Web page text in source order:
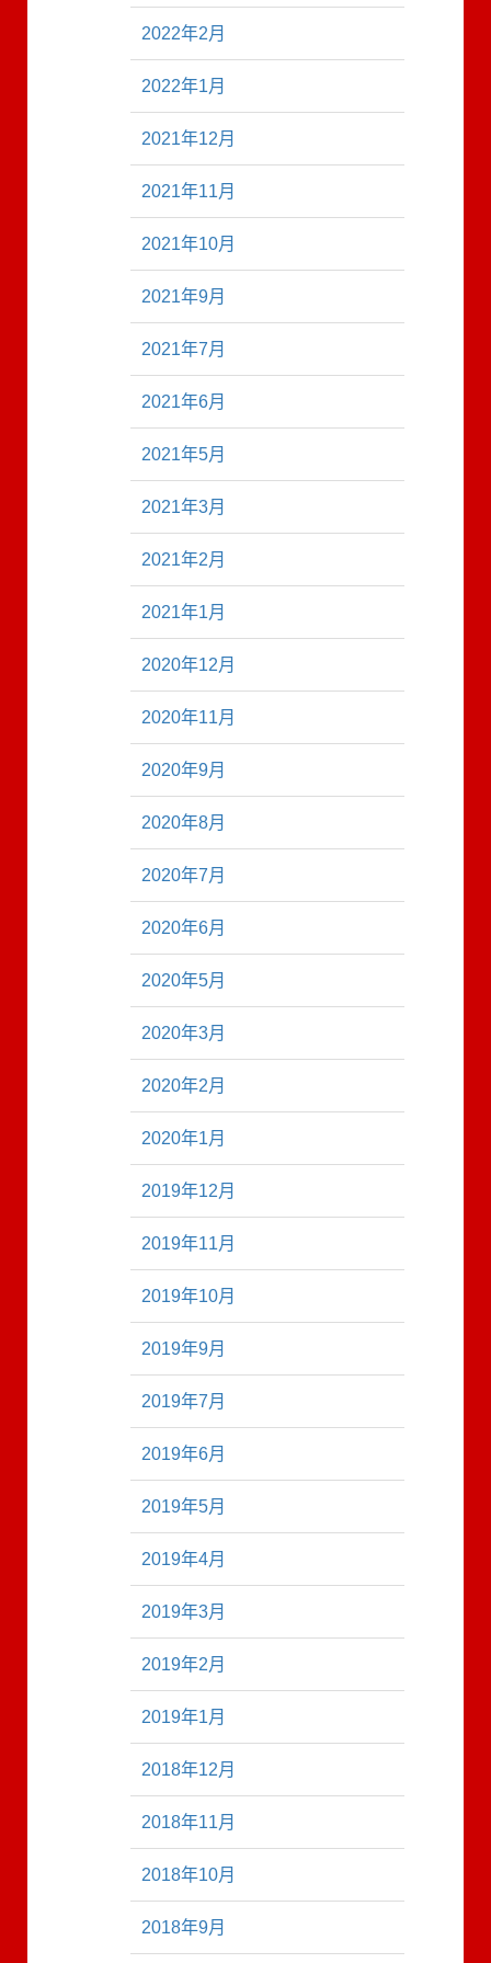
2022年2月
2022年1月
2021年12月
2021年11月
2021年10月
2021年9月
2021年7月
2021年6月
2021年5月
2021年3月
2021年2月
2021年1月
2020年12月
2020年11月
2020年9月
2020年8月
2020年7月
2020年6月
2020年5月
2020年3月
2020年2月
2020年1月
2019年12月
2019年11月
2019年10月
2019年9月
2019年7月
2019年6月
2019年5月
2019年4月
2019年3月
2019年2月
2019年1月
2018年12月
2018年11月
2018年10月
2018年9月